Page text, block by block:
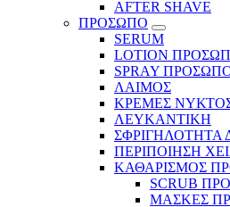
AFTER SHAVE
ΠΡΟΣΩΠΟ
SERUM
LOTION
SPRAY
ΛΑΙΜΟΣ
ΚΡΕΜΕΣ
ΛΕΥΚΑΝΤΙΚΗ
ΣΦΡΙΓΗΛΟΤΗΤΑ
ΠΕΡΙΠΟΙΗΣΗ
ΚΑΘΑΡΙΣΜΟΣ
SCRUB
ΜΑΣΚΕΣ